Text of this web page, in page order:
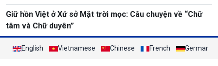
Giữ hồn Việt ở Xứ sở Mặt trời mọc: Câu chuyện về “Chữ
tâm và Chữ duyên”
English Vietnamese Chinese French German